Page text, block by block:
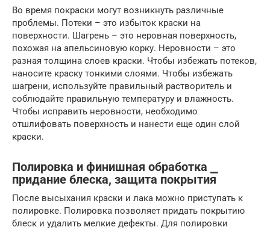
Во время покраски могут возникнуть различные
проблемы. Потеки – это избыток краски на
поверхности. Шагрень – это неровная поверхность,
похожая на апельсиновую корку. Неровности – это
разная толщина слоев краски. Чтобы избежать потеков,
наносите краску тонкими слоями. Чтобы избежать
шагрени, используйте правильный растворитель и
соблюдайте правильную температуру и влажность.
Чтобы исправить неровности, необходимо
отшлифовать поверхность и нанести еще один слой
краски.
Полировка и финишная обработка ⎯
придание блеска, защита покрытия
После высыхания краски и лака можно приступать к
полировке. Полировка позволяет придать покрытию
блеск и удалить мелкие дефекты. Для полировки